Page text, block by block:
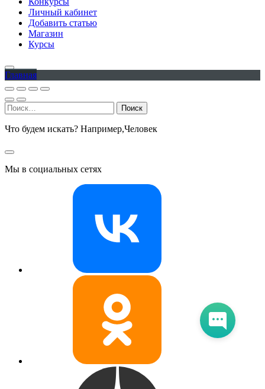
Личный кабинет
Добавить статью
Магазин
Курсы
Главная
Найти:
Что будем искать? Например,Человек
Мы в социальных сетях